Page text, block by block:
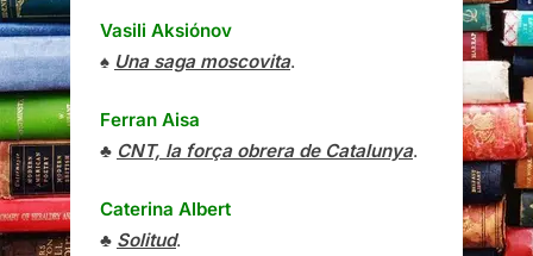
Vasili Aksiónov
♠ Una saga moscovita.
Ferran Aisa
♣ CNT, la força obrera de Catalunya.
Caterina Albert
♣ Solitud.